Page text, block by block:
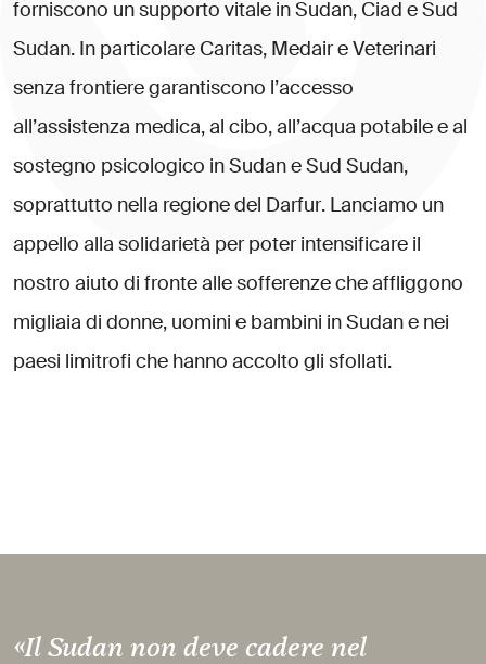
forniscono unsupporto vitale inSudan, Ciad eSud
Sudan. In particolare Caritas, MedaireVeterinari
senza frontieregarantiscono l’accesso
all’assistenza medica,al cibo,all’acqua potabileeal
sostegno psicologico inSudaneSud Sudan,
soprattutto nella regionedel Darfur. Lanciamo un
appello alla solidarietà per poter intensificare il
nostro aiuto di fronteallesofferenzecheaffliggono
migliaia di donne, uomini e bambini inSudane nei
paesi limitrofi che hanno accolto gli sfollati.
«Il Sudan non deve cadere nel